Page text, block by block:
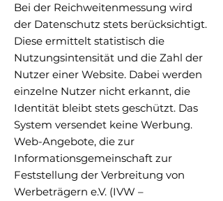
Bei der Reichweitenmessung wird
der Datenschutz stets berücksichtigt.
Diese ermittelt statistisch die
Nutzungsintensität und die Zahl der
Nutzer einer Website. Dabei werden
einzelne Nutzer nicht erkannt, die
Identität bleibt stets geschützt. Das
System versendet keine Werbung.
Web-Angebote, die zur
Informationsgemeinschaft zur
Feststellung der Verbreitung von
Werbeträgern e.V. (IVW –